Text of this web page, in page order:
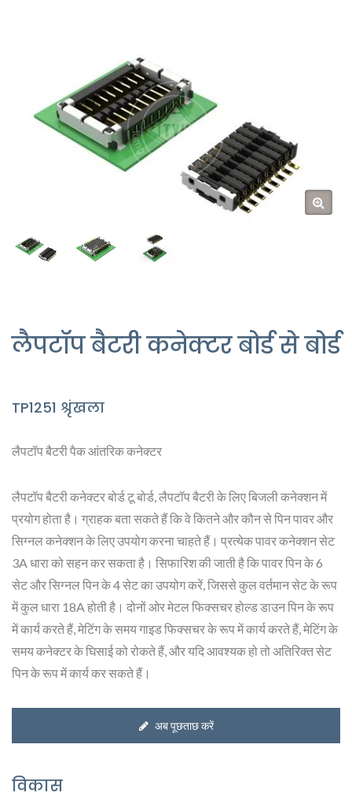
लैपटॉप बैटरी कनेक्टर बोर्ड से बोर्ड
TP1251 श्रृंखला
लैपटॉप बैटरी पैक आंतरिक कनेक्टर
लैपटॉप बैटरी कनेक्टर बोर्ड टू बोर्ड, लैपटॉप बैटरी के लिए बिजली कनेक्शन में
प्रयोग होता है। ग्राहक बता सकते हैं कि वे कितने और कौन से पिन पावर और
सिग्नल कनेक्शन के लिए उपयोग करना चाहते हैं। प्रत्येक पावर कनेक्शन सेट
3A धारा को सहन कर सकता है। सिफारिश की जाती है कि पावर पिन के 6
सेट और सिग्नल पिन के 4 सेट का उपयोग करें, जिससे कुल वर्तमान सेट के रूप
में कुल धारा 18A होती है। दोनों ओर मेटल फिक्सचर होल्ड डाउन पिन के रूप
में कार्य करते हैं, मेटिंग के समय गाइड फिक्सचर के रूप में कार्य करते हैं, मेटिंग के
समय कनेक्टर के घिसाई को रोकते हैं, और यदि आवश्यक हो तो अतिरिक्त सेट
पिन के रूप में कार्य कर सकते हैं।
अब पूछताछ करें
विकास